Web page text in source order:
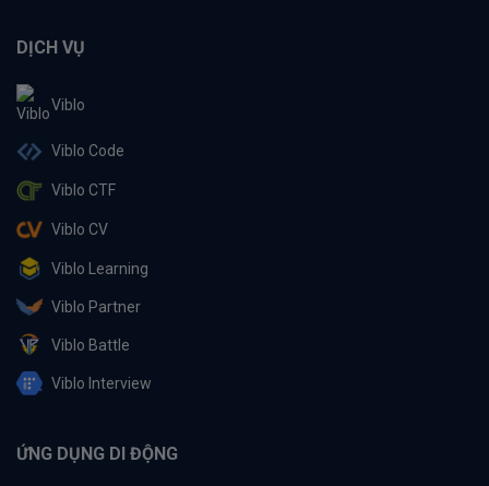
DỊCH VỤ
Viblo
Viblo Code
Viblo CTF
Viblo CV
Viblo Learning
Viblo Partner
Viblo Battle
Viblo Interview
ỨNG DỤNG DI ĐỘNG